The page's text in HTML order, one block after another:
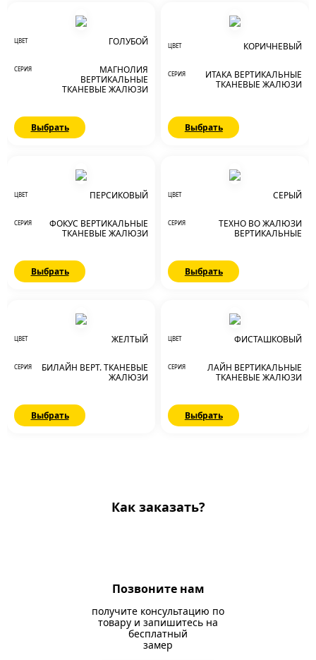
ЦВЕТ ГОЛУБОЙ
СЕРИЯ
МАГНОЛИЯ
ВЕРТИКАЛЬНЫЕ
ТКАНЕВЫЕ ЖАЛЮЗИ
Выбрать
ЦВЕТ КОРИЧНЕВЫЙ
СЕРИЯ
ИТАКА ВЕРТИКАЛЬНЫЕ
ТКАНЕВЫЕ ЖАЛЮЗИ
Выбрать
ЦВЕТ ПЕРСИКОВЫЙ
СЕРИЯ
ФОКУС ВЕРТИКАЛЬНЫЕ
ТКАНЕВЫЕ ЖАЛЮЗИ
Выбрать
ЦВЕТ СЕРЫЙ
СЕРИЯ
ТЕХНО BO ЖАЛЮЗИ
ВЕРТИКАЛЬНЫЕ
Выбрать
ЦВЕТ ЖЕЛТЫЙ
СЕРИЯ
БИЛАЙН ВЕРТ. ТКАНЕВЫЕ
ЖАЛЮЗИ
Выбрать
ЦВЕТ ФИСТАШКОВЫЙ
СЕРИЯ
ЛАЙН ВЕРТИКАЛЬНЫЕ
ТКАНЕВЫЕ ЖАЛЮЗИ
Выбрать
Как заказать?
Позвоните нам
получите консультацию по
товару и запишитесь на
бесплатный
замер